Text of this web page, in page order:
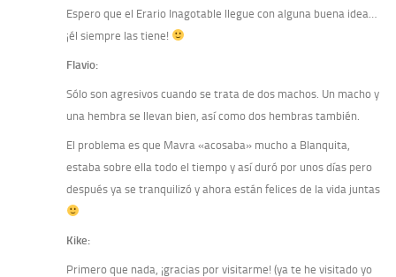
Espero que el Erario Inagotable llegue con alguna buena idea…
¡él siempre las tiene!
Flavio:
Sólo son agresivos cuando se trata de dos machos. Un macho y
una hembra se llevan bien, así como dos hembras también.
El problema es que Mavra «acosaba» mucho a Blanquita,
estaba sobre ella todo el tiempo y así duró por unos días pero
después ya se tranquilizó y ahora están felices de la vida juntas
Kike:
Primero que nada, ¡gracias por visitarme! (ya te he visitado yo